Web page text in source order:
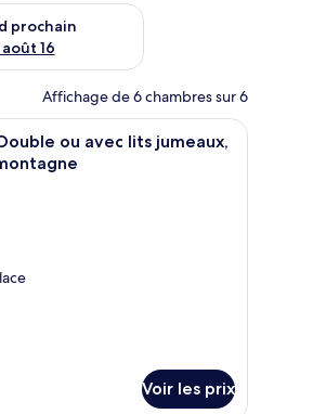
prochain
16
pour le week-end prochain août 14 -
Affichage de 6 chambres sur 6
petite table et une vue sur l’extérieur.
Une chambre d’hôtel comprenant un lit,
ou avec lits jumeaux,
Voir les prix